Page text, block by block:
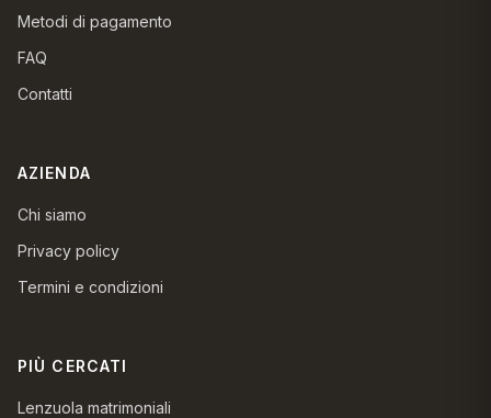
Metodi di pagamento
FAQ
Contatti
AZIENDA
Chi siamo
Privacy policy
Termini e condizioni
PIÙ CERCATI
Lenzuola matrimoniali